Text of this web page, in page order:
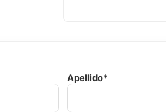
Apellido*